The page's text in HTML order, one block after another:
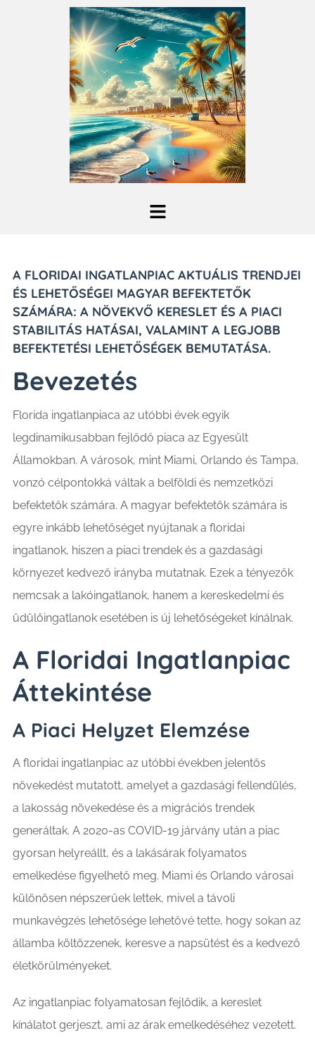
A FLORIDAI INGATLANPIAC AKTUÁLIS TRENDJEI
ÉS LEHETŐSÉGEI MAGYAR BEFEKTETŐK
SZÁMÁRA: A NÖVEKVŐ KERESLET ÉS A PIACI
STABILITÁS HATÁSAI, VALAMINT A LEGJOBB
BEFEKTETÉSI LEHETŐSÉGEK BEMUTATÁSA.
Bevezetés
Florida ingatlanpiaca az utóbbi évek egyik
legdinamikusabban fejlődő piaca az Egyesült
Államokban. A városok, mint Miami, Orlando és Tampa,
vonzó célpontokká váltak a belföldi és nemzetközi
befektetők számára. A magyar befektetők számára is
egyre inkább lehetőséget nyújtanak a floridai
ingatlanok, hiszen a piaci trendek és a gazdasági
környezet kedvező irányba mutatnak. Ezek a tényezők
nemcsak a lakóingatlanok, hanem a kereskedelmi és
üdülőingatlanok esetében is új lehetőségeket kínálnak.
A Floridai Ingatlanpiac
Áttekintése
A Piaci Helyzet Elemzése
A floridai ingatlanpiac az utóbbi években jelentős
növekedést mutatott, amelyet a gazdasági fellendülés,
a lakosság növekedése és a migrációs trendek
generáltak. A 2020-as COVID-19 járvány után a piac
gyorsan helyreállt, és a lakásárak folyamatos
emelkedése figyelhető meg. Miami és Orlando városai
különösen népszerűek lettek, mivel a távoli
munkavégzés lehetősége lehetővé tette, hogy sokan az
államba költözzenek, keresve a napsütést és a kedvező
életkörülményeket.
Az ingatlanpiac folyamatosan fejlődik, a kereslet
kínálatot gerjeszt, ami az árak emelkedéséhez vezetett.